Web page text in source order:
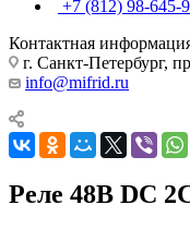
+7 (812) 98-645-
Контактная
г. Санкт-Петербург,
info@mifrid.ru
Реле 48В DC